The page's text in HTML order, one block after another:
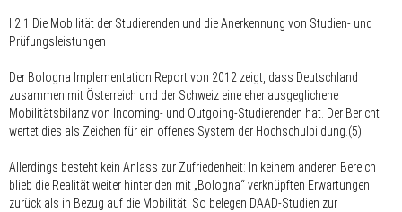
I.2.1 Die Mobilität der Studierenden und die Anerkennung von Studien- und
Prüfungsleistungen
Der Bologna Implementation Report von 2012 zeigt, dass Deutschland
zusammen mit Österreich und der Schweiz eine eher ausgeglichene
Mobilitätsbilanz von Incoming- und Outgoing-Studierenden hat. Der Bericht
wertet dies als Zeichen für ein offenes System der Hochschulbildung.(5)
Allerdings besteht kein Anlass zur Zufriedenheit: In keinem anderen Bereich
blieb die Realität weiter hinter den mit „Bologna“ verknüpften Erwartungen
zurück als in Bezug auf die Mobilität. So belegen DAAD-Studien zur